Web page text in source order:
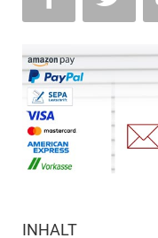
INHALT